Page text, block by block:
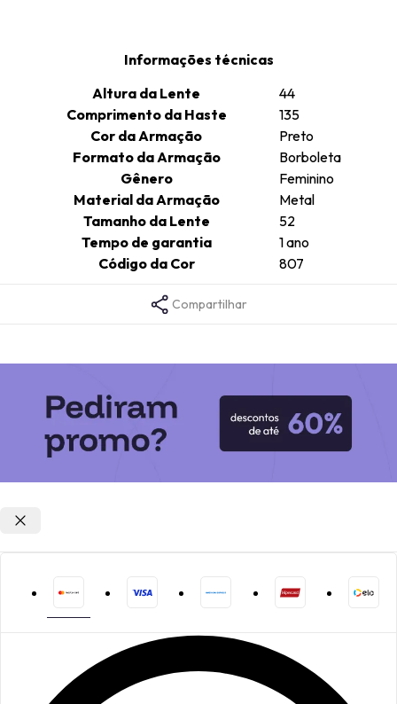
Informações técnicas
Altura da Lente
44
Comprimento da Haste
135
Cor da Armação
Preto
Formato da Armação
Borboleta
Gênero
Feminino
Material da Armação
Metal
Tamanho da Lente
52
Tempo de garantia
1 ano
Código da Cor
807
Compartilhar